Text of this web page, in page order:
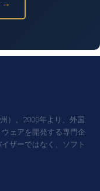
→
）。2000年より、外国
ェアを開発する専門企
ザーではなく、ソフト